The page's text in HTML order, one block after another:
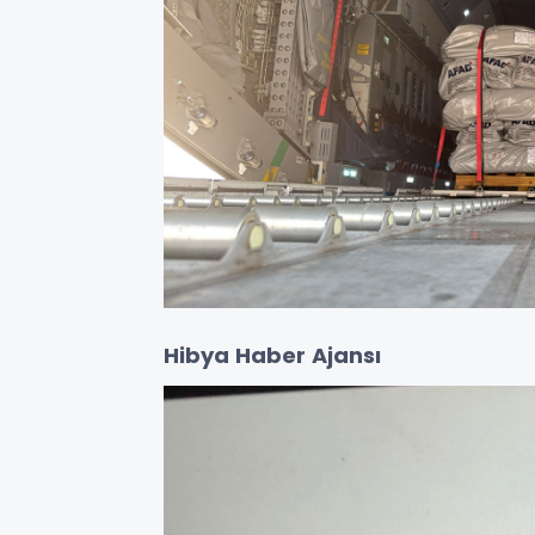
Hibya Haber Ajansı